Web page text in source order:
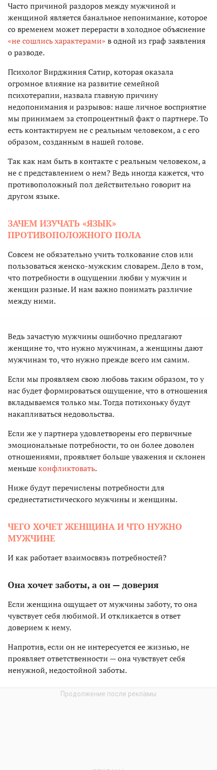
Часто причиной раздоров между мужчиной и
женщиной является банальное непонимание, которое
со временем может перерасти в холодное объяснение
«не сошлись характерами» в одной из граф заявления
о разводе.
Психолог Вирджиния Сатир, которая оказала
огромное влияние на развитие семейной
психотерапии, назвала главную причину
недопонимания и разрывов: наше личное восприятие
мы принимаем за стопроцентный факт о партнере. То
есть контактируем не с реальным человеком, а с его
образом, созданным в нашей голове.
Так как нам быть в контакте с реальным человеком, а
не с представлением о нем? Ведь иногда кажется, что
противоположный пол действительно говорит на
другом языке.
ЗАЧЕМ ИЗУЧАТЬ «ЯЗЫК»
ПРОТИВОПОЛОЖНОГО ПОЛА
Совсем не обязательно учить толкование слов или
пользоваться женско-мужским словарем. Дело в том,
что потребности в ощущении любви у мужчин и
женщин разные. И нам важно понимать различие
между ними.
Ведь зачастую мужчины ошибочно предлагают
женщине то, что нужно мужчинам, а женщины дают
мужчинам то, что нужно прежде всего им самим.
Если мы проявляем свою любовь таким образом, то у
нас будет формироваться ощущение, что в отношения
вкладываемся только мы. Тогда потихоньку будут
накапливаться недовольства.
Если же у партнера удовлетворены его первичные
эмоциональные потребности, то он более доволен
отношениями, проявляет больше уважения и склонен
меньшеконфликтовать.
Ниже будут перечислены потребности для
среднестатистического мужчины и женщины.
ЧЕГО ХОЧЕТ ЖЕНЩИНА И ЧТО НУЖНО
МУЖЧИНЕ
И как работает взаимосвязь потребностей?
Она хочет заботы, а он — доверия
Если женщина ощущает от мужчины заботу, то она
чувствует себя любимой. И откликается в ответ
доверием к нему.
Напротив, если он не интересуется ее жизнью, не
проявляет ответственности — она чувствует себя
ненужной, недостойной заботы.